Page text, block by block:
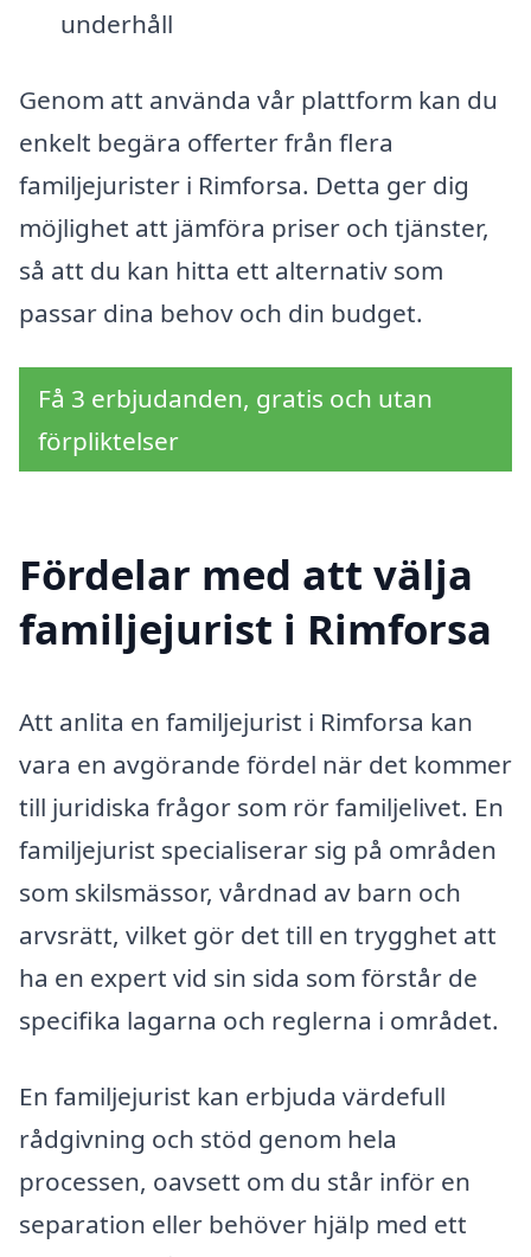
underhåll
Genom att använda vår plattform kan du
enkelt begära offerter från flera
familjejurister i Rimforsa. Detta ger dig
möjlighet att jämföra priser och tjänster,
så att du kan hitta ett alternativ som
passar dina behov och din budget.
Få 3 erbjudanden, gratis och utan
förpliktelser
Fördelar med att välja
familjejurist i Rimforsa
Att anlita en familjejurist i Rimforsa kan
vara en avgörande fördel när det kommer
till juridiska frågor som rör familjelivet. En
familjejurist specialiserar sig på områden
som skilsmässor, vårdnad av barn och
arvsrätt, vilket gör det till en trygghet att
ha en expert vid sin sida som förstår de
specifika lagarna och reglerna i området.
En familjejurist kan erbjuda värdefull
rådgivning och stöd genom hela
processen, oavsett om du står inför en
separation eller behöver hjälp med ett